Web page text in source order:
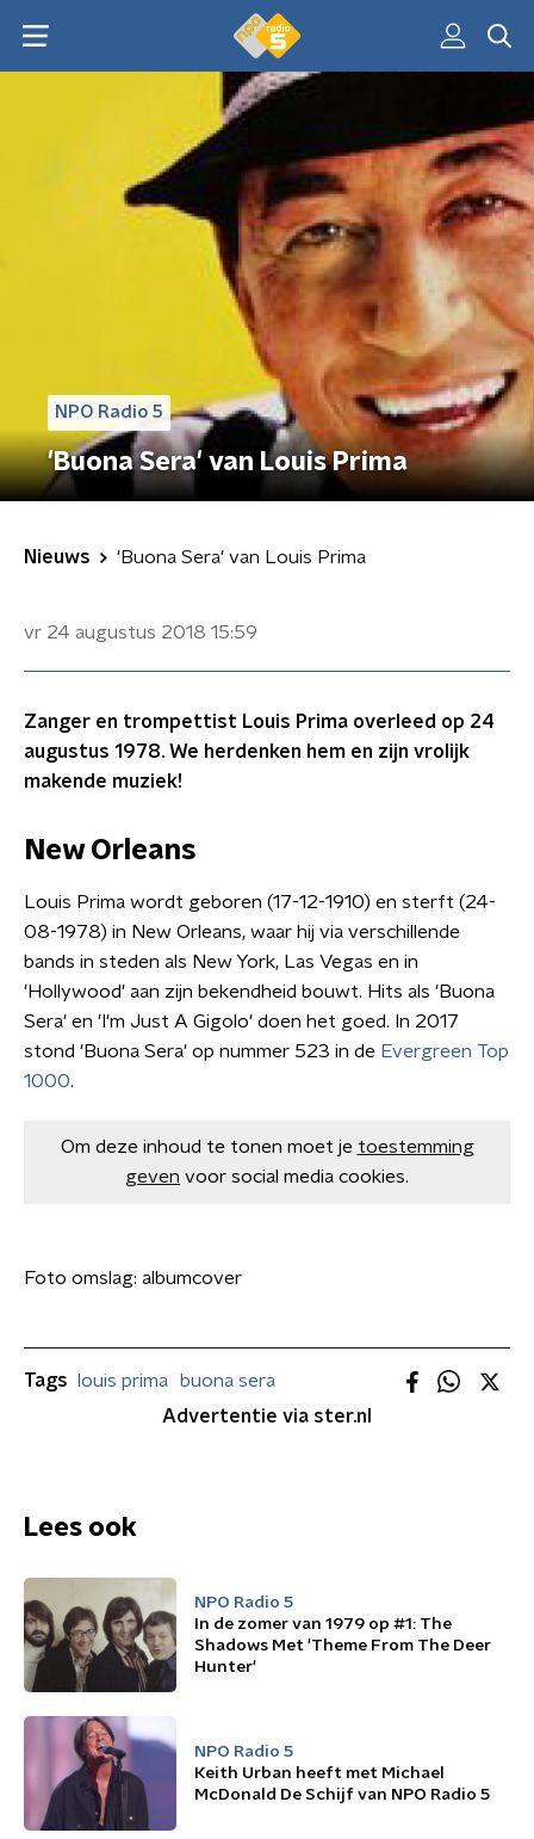
NPO Radio 5
'Buona Sera' van Louis Prima
Nieuws 'Buona Sera' van Louis Prima
vr 24 augustus 2018 15:59
Zanger en trompettist Louis Prima overleed op 24
augustus 1978. We herdenken hem en zijn vrolijk
makende muziek!
New Orleans
Louis Prima wordt geboren (17-12-1910) en sterft (24-
08-1978) in New Orleans, waar hij via verschillende
bands in steden als New York, Las Vegas en in
'Hollywood' aan zijn bekendheid bouwt. Hits als 'Buona
Sera' en 'I'm Just A Gigolo' doen het goed. In 2017
stond 'Buona Sera' op nummer 523 in de Evergreen Top
1000.
Om deze inhoud te tonen moet je toestemming
geven voor social media cookies.
Foto omslag: albumcover
Tags louis prima
buona sera
Advertentie via ster.nl
Lees ook
NPO Radio 5
In de zomer van 1979 op #1: The
Shadows Met 'Theme From The Deer
Hunter'
NPO Radio 5
Keith Urban heeft met Michael
McDonald De Schijf van NPO Radio 5